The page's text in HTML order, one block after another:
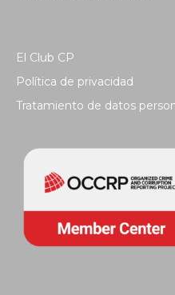
El Club CP
Política de privacidad
Tratamiento de datos